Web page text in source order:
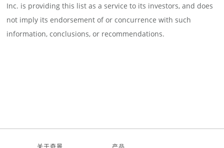
Inc. is providing this list as a service to its investors, and does
not imply its endorsement of or concurrence with such
information, conclusions, or recommendations.